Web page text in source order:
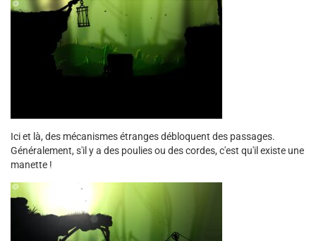
Ici et là, des mécanismes étranges débloquent des passages.
Généralement, s'il y a des poulies ou des cordes, c'est qu'il existe une
manette !